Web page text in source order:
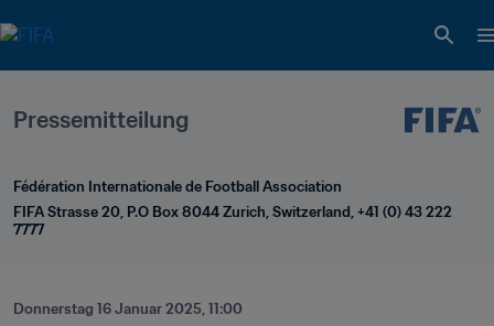
Pressemitteilung
Fédération Internationale de Football Association
FIFA Strasse 20, P.O Box 8044 Zurich, Switzerland, +41 (0) 43 222
7777
Donnerstag 16 Januar 2025, 11:00